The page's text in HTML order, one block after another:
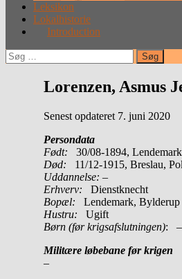
Leksikon
Lokalhistorie
Introduction
Søg
efter:
Lorenzen, Asmus
Senest opdateret 7. juni 2020
Persondata
Født: 30/08-1894,
Død: 11/12-1915, Breslau,
Uddannelse: –
Erhverv: Dienstknecht
Bopæl: Lendemark, Bylderup
Hustru: Ugift
Børn (før krigsafslutningen): –
Militære løbebane før krigen
–